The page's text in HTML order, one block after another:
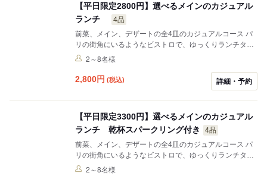
【平日限定2800円】選べるメインのカジュアル
ランチ
4品
前菜、メイン、デザートの全4皿のカジュアルコース パ
リの街角にいるようなビストロで、ゆっくりランチタイ
ムをお楽しみください。 京橋駅からも直結しております
2～8名様
2,800円 (税込) 詳細・予約
【平日限定3300円】選べるメインのカジュアル
ランチ 乾杯スパークリング付き
4品
前菜、メイン、デザートの全4皿のカジュアルコース パ
リの街角にいるようなビストロで、ゆっくりランチタイ
ムをお楽しみください。 京橋駅からも直結しております
2～8名様